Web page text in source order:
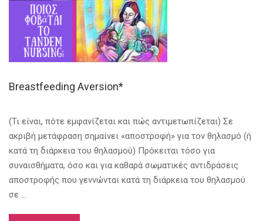
Breastfeeding Aversion*
(Τι είναι, πότε εμφανίζεται και πώς αντιμετωπίζεται) Σε
ακριβή μετάφραση σημαίνει «αποστροφή» για τον θηλασμό (ή
κατά τη διάρκεια του θηλασμού) Πρόκειται τόσο για
συναισθήματα, όσο και για καθαρά σωματικές αντιδράσεις
αποστροφής που γεννώνται κατά τη διάρκεια του θηλασμού
σε …